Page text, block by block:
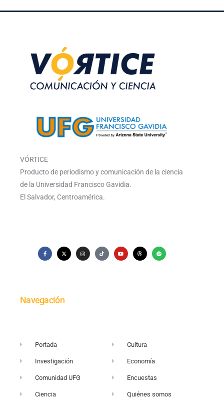
VÓRTICE
Producto de periodismo y comunicación de la ciencia
de la Universidad Francisco Gavidia.
El Salvador, Centroamérica.
Navegación
Portada
Investigación
Comunidad UFG
Ciencia
Cultura
Economía
Encuestas
Quiénes somos